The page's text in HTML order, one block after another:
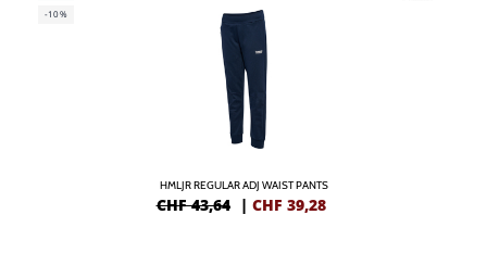
-10%
HMLJR REGULAR ADJ WAIST PANTS
CHF 43,64 | CHF 39,28